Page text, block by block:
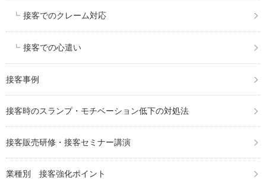
接客でのクレーム対応
接客での心遣い
接客事例
接客時のスランプ・モチベーション低下の対処法
接客販売研修・接客セミナー講演
業種別 接客強化ポイント